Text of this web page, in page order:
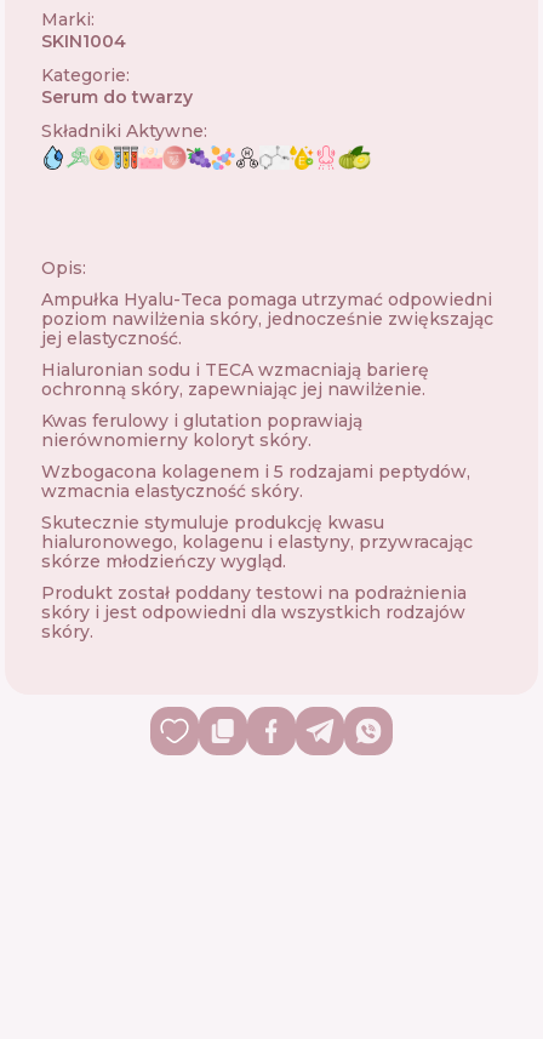
Marki:
SKIN1004
Kategorie:
Serum do twarzy
Składniki Aktywne:
Opis:
Ampułka Hyalu-Teca pomaga utrzymać odpowiedni
poziom nawilżenia skóry, jednocześnie zwiększając
jej elastyczność.
Hialuronian sodu i TECA wzmacniają barierę
ochronną skóry, zapewniając jej nawilżenie.
Kwas ferulowy i glutation poprawiają
nierównomierny koloryt skóry.
Wzbogacona kolagenem i 5 rodzajami peptydów,
wzmacnia elastyczność skóry.
Skutecznie stymuluje produkcję kwasu
hialuronowego, kolagenu i elastyny, przywracając
skórze młodzieńczy wygląd.
Produkt został poddany testowi na podrażnienia
skóry i jest odpowiedni dla wszystkich rodzajów
skóry.